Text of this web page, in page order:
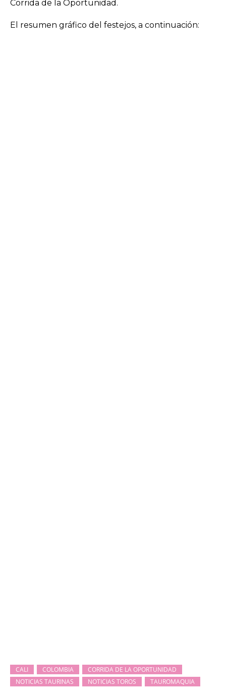
Corrida de la Oportunidad.
El resumen gráfico del festejos, a continuación:
CALI COLOMBIA
CORRIDA DE LA OPORTUNIDAD
NOTICIAS TAURINAS
NOTICIAS TOROS TAUROMAQUIA